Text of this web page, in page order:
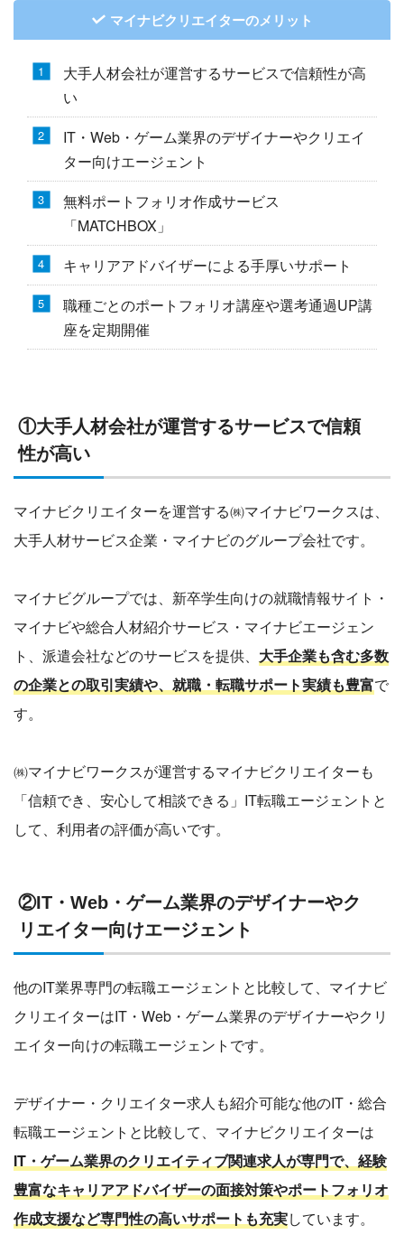
マイナビクリエイターのメリット
大手人材会社が運営するサービスで信頼性が高
い
IT・Web・ゲーム業界のデザイナーやクリエイ
ター向けエージェント
無料ポートフォリオ作成サービス
「MATCHBOX」
キャリアアドバイザーによる手厚いサポート
職種ごとのポートフォリオ講座や選考通過UP講
座を定期開催
①大手人材会社が運営するサービスで信頼
性が高い
マイナビクリエイターを運営する㈱マイナビワークスは、
大手人材サービス企業・マイナビのグループ会社です。
マイナビグループでは、新卒学生向けの就職情報サイト・
マイナビや総合人材紹介サービス・マイナビエージェン
ト、派遣会社などのサービスを提供、 大手企業も含む多数
の企業との取引実績や、就職・転職サポート実績も豊富で
す。
㈱マイナビワークスが運営するマイナビクリエイターも
「信頼でき、安心して相談できる」IT転職エージェントと
して、利用者の評価が高いです。
②IT・Web・ゲーム業界のデザイナーやク
リエイター向けエージェント
他のIT業界専門の転職エージェントと比較して、マイナビ
クリエイターはIT・Web・ゲーム業界のデザイナーやクリ
エイター向けの転職エージェントです。
デザイナー・クリエイター求人も紹介可能な他のIT・総合
転職エージェントと比較して、マイナビクリエイターは
IT・ゲーム業界のクリエイティブ関連求人が専門で、経験
豊富なキャリアアドバイザーの面接対策やポートフォリオ
作成支援など専門性の高いサポートも充実しています。